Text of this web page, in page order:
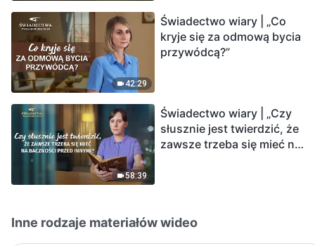
42:29
Świadectwo wiary | „Co
kryje się za odmową bycia
przywódcą?”
58:39
Świadectwo wiary | „Czy
słusznie jest twierdzić, że
zawsze trzeba się mieć na
Inne rodzaje materiałów wideo